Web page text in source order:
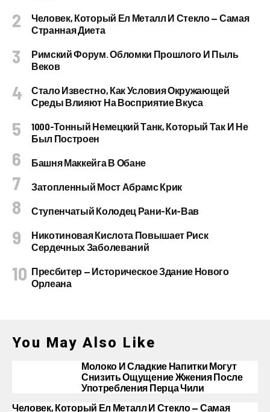
Человек, Который Ел Металл И Стекло — Самая
Странная Диета
Римский Форум. Обломки Прошлого И Пыль
Веков
Стало Известно, Как Условия Окружающей
Среды Влияют На Восприятие Вкуса
1000-Тонный Немецкий Танк, Который Так И Не
Был Построен
Башня Маккейга В Обане
Затопленный Мост Абрамс Крик
Ступенчатый Колодец Рани-Ки-Вав
Никотиновая Кислота Повышает Риск
Сердечных Заболеваний
Пресбитер — Историческое Здание Нового
Орлеана
You May Also Like
Молоко И Сладкие Напитки Могут
Снизить Ощущение Жжения После
Употребления Перца Чили
Человек, Который Ел Металл И Стекло — Самая